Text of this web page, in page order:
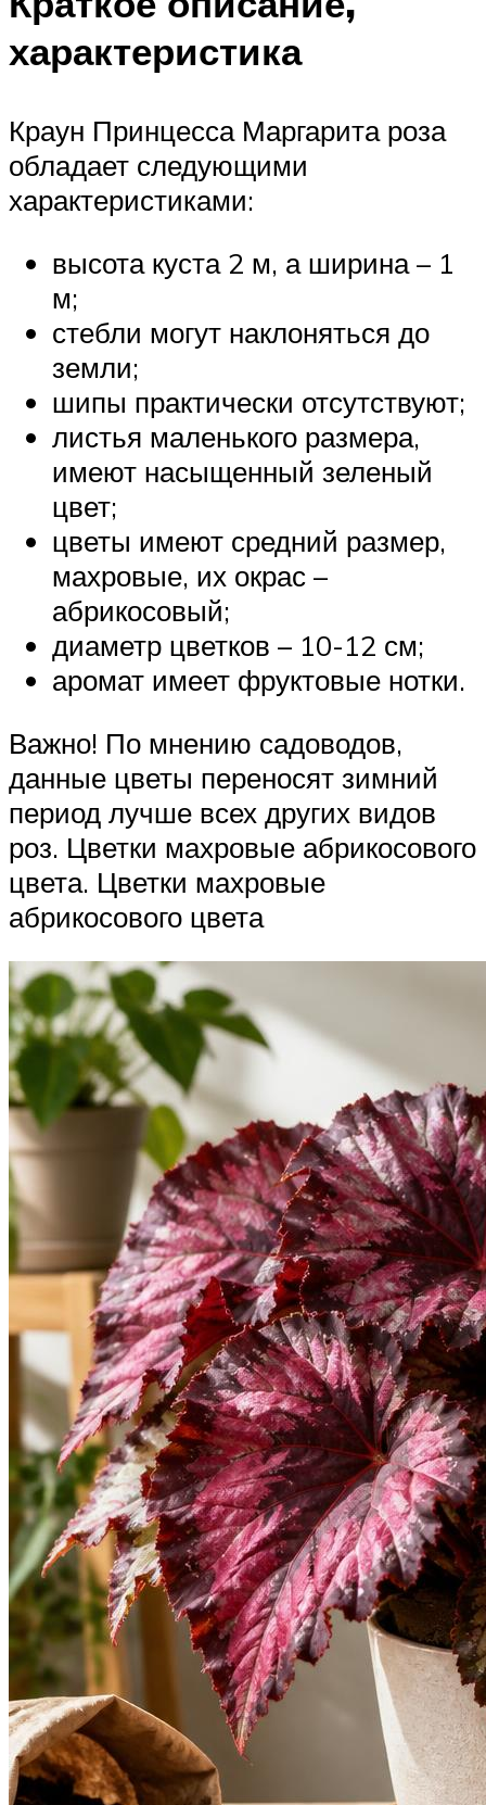
характеристика
Краун Принцесса Маргарита роза
обладает следующими
характеристиками:
высота куста 2 м, а ширина – 1
м;
стебли могут наклоняться до
земли;
шипы практически отсутствуют;
листья маленького размера,
имеют насыщенный зеленый
цвет;
цветы имеют средний размер,
махровые, их окрас –
абрикосовый;
диаметр цветков – 10-12 см;
аромат имеет фруктовые нотки.
Важно! По мнению садоводов,
данные цветы переносят зимний
период лучше всех других видов
роз. Цветки махровые абрикосового
цвета. Цветки махровые
абрикосового цвета